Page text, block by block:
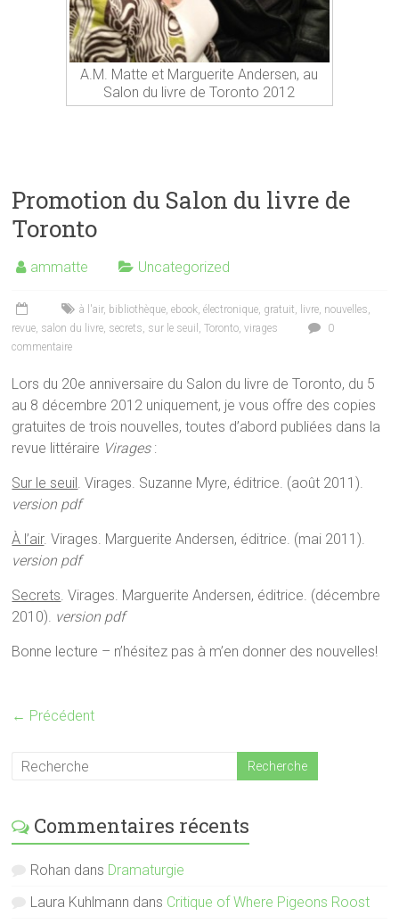
A.M. Matte et Marguerite Andersen, au
Salon du livre de Toronto 2012
Promotion du Salon du livre de
Toronto
ammatte Uncategorized
à l'air, bibliothèque,ebook,électronique, gratuit, livre, nouvelles,
revue, salon du livre, secrets, sur le seuil ,Toronto,virages
0
commentaire
Lors du 20e anniversaire du Salon du livre de Toronto, du 5
au 8 décembre 2012 uniquement, je vous offre des copies
gratuites de trois nouvelles, toutes d’abord publiées dans la
revue littéraire Virages:
Sur le seuil . Virages. Suzanne Myre, éditrice. (août 2011).
version pdf
À l’air. Virages. Marguerite Andersen, éditrice. (mai 2011).
version pdf
Secrets. Virages. Marguerite Andersen, éditrice. (décembre
2010). version pdf
Bonne lecture – n’hésitez pas à m’en donner des nouvelles!
← Précédent
Commentaires récents
Rohan dans Dramaturgie
Laura Kuhlmann dans Critique of Where Pigeons Roost